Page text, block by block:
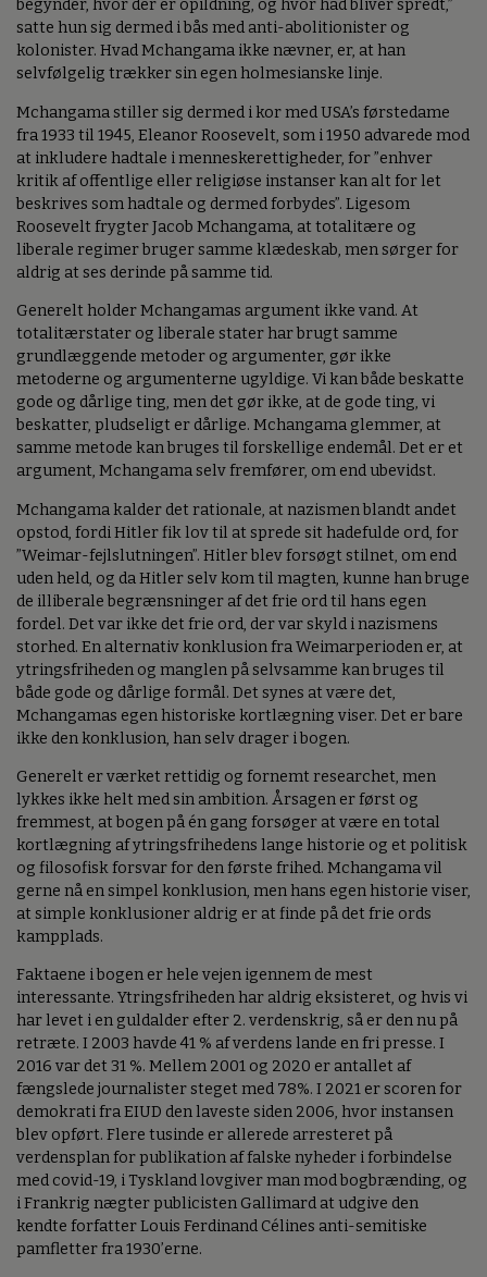
begynder, hvor der er opildning, og hvor had bliver spredt,”
satte hun sig dermed i bås med anti-abolitionister og
kolonister. Hvad Mchangama ikke nævner, er, at han
selvfølgelig trækker sin egen holmesianske linje.
Mchangama stiller sig dermed i kor med USA’s førstedame
fra 1933 til 1945, Eleanor Roosevelt, som i 1950 advarede mod
at inkludere hadtale i menneskerettigheder, for ”enhver
kritik af offentlige eller religiøse instanser kan alt for let
beskrives som hadtale og dermed forbydes”. Ligesom
Roosevelt frygter Jacob Mchangama, at totalitære og
liberale regimer bruger samme klædeskab, men sørger for
aldrig at ses derinde på samme tid.
Generelt holder Mchangamas argument ikke vand. At
totalitærstater og liberale stater har brugt samme
grundlæggende metoder og argumenter, gør ikke
metoderne og argumenterne ugyldige. Vi kan både beskatte
gode og dårlige ting, men det gør ikke, at de gode ting, vi
beskatter, pludseligt er dårlige. Mchangama glemmer, at
samme metode kan bruges til forskellige endemål. Det er et
argument, Mchangama selv fremfører, om end ubevidst.
Mchangama kalder det rationale, at nazismen blandt andet
opstod, fordi Hitler fik lov til at sprede sit hadefulde ord, for
”Weimar-fejlslutningen”. Hitler blev forsøgt stilnet, om end
uden held, og da Hitler selv kom til magten, kunne han bruge
de illiberale begrænsninger af det frie ord til hans egen
fordel. Det var ikke det frie ord, der var skyld i nazismens
storhed. En alternativ konklusion fra Weimarperioden er, at
ytringsfriheden og manglen på selvsamme kan bruges til
både gode og dårlige formål. Det synes at være det,
Mchangamas egen historiske kortlægning viser. Det er bare
ikke den konklusion, han selv drager i bogen.
Generelt er værket rettidig og fornemt researchet, men
lykkes ikke helt med sin ambition. Årsagen er først og
fremmest, at bogen på én gang forsøger at være en total
kortlægning af ytringsfrihedens lange historie og et politisk
og filosofisk forsvar for den første frihed. Mchangama vil
gerne nå en simpel konklusion, men hans egen historie viser,
at simple konklusioner aldrig er at finde på det frie ords
kampplads.
Faktaene i bogen er hele vejen igennem de mest
interessante. Ytringsfriheden har aldrig eksisteret, og hvis vi
har levet i en guldalder efter 2. verdenskrig, så er den nu på
retræte. I 2003 havde 41 % af verdens lande en fri presse. I
2016 var det 31 %. Mellem 2001 og 2020 er antallet af
fængslede journalister steget med 78%. I 2021 er scoren for
demokrati fra EIUD den laveste siden 2006, hvor instansen
blev opført. Flere tusinde er allerede arresteret på
verdensplan for publikation af falske nyheder i forbindelse
med covid-19, i Tyskland lovgiver man mod bogbrænding, og
i Frankrig nægter publicisten Gallimard at udgive den
kendte forfatter Louis Ferdinand Célines anti-semitiske
pamfletter fra 1930’erne.